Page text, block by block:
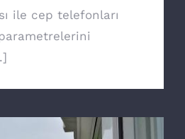
ile cep telefonları